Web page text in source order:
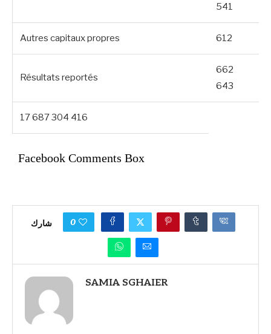
541
Autres capitaux propres 612
Résultats reportés
662
643
17 687 304 416
Facebook Comments Box
شارك 0
SAMIA SGHAIER